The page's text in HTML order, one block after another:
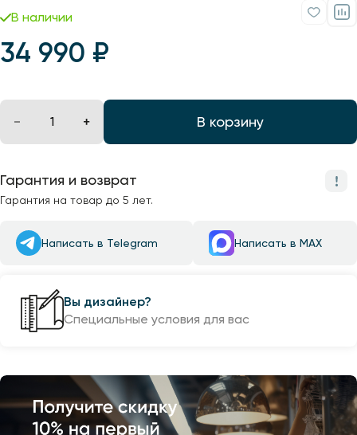
В наличии
34 990 ₽
В корзину
Гарантия и возврат
Гарантия на товар до 5 лет.
Написать в Telegram Написать в MAX
Вы дизайнер?
Специальные условия для вас